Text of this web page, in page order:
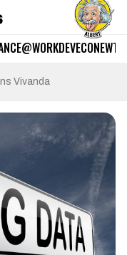
@WORKDEVECO
Vivanda